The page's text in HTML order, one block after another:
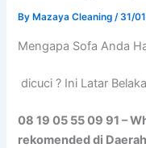
By Mazaya Cleaning/31/
Mеngара Sofa Andа
dicuci ? Ini Latar
08 19 05 55 09 91 –
rekomended di